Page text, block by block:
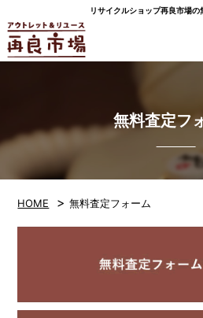
リサイクルショップ再良市場の
無料査定フ
HOME >無料査定フォーム